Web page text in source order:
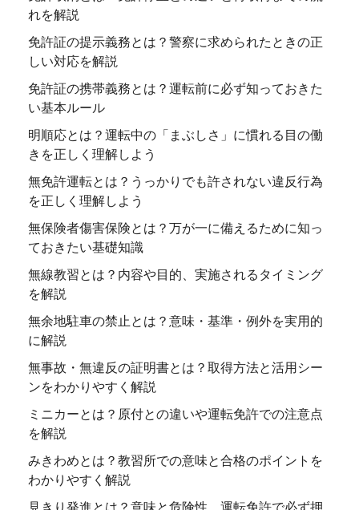
れを解説
免許証の提示義務とは？警察に求められたときの正
しい対応を解説
免許証の携帯義務とは？運転前に必ず知っておきた
い基本ルール
明順応とは？運転中の「まぶしさ」に慣れる目の働
きを正しく理解しよう
無免許運転とは？うっかりでも許されない違反行為
を正しく理解しよう
無保険者傷害保険とは？万が一に備えるために知っ
ておきたい基礎知識
無線教習とは？内容や目的、実施されるタイミング
を解説
無余地駐車の禁止とは？意味・基準・例外を実用的
に解説
無事故・無違反の証明書とは？取得方法と活用シー
ンをわかりやすく解説
ミニカーとは？原付との違いや運転免許での注意点
を解説
みきわめとは？教習所での意味と合格のポイントを
わかりやすく解説
見きり発進とは？意味と危険性、運転免許で必ず押